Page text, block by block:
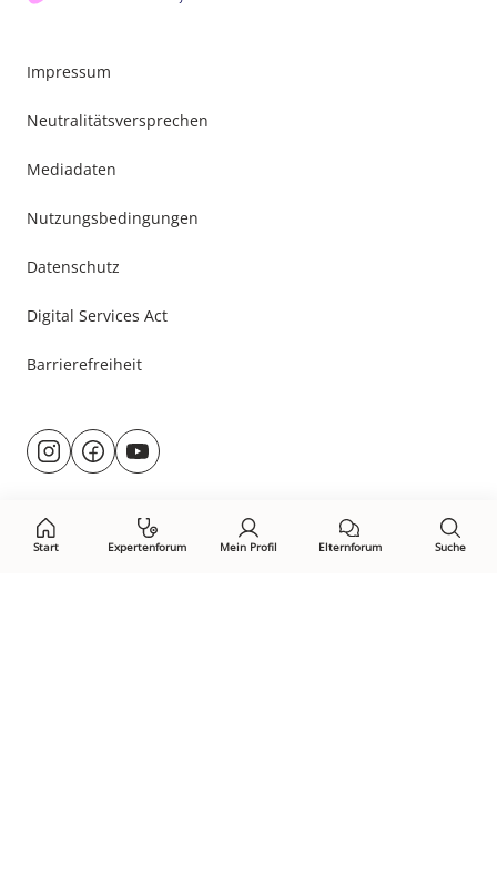
Start Expertenforum Mein Profil Elternforum Suche
Impressum
Neutralitätsversprechen
Mediadaten
Nutzungsbedingungen
Datenschutz
Digital Services Act
Barrierefreiheit
Besuche
uns@rund.ums.baby
facebook.com/rundumsbaby.de
youtube.com/@rundumsbaby_